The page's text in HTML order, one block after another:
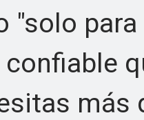
"solo